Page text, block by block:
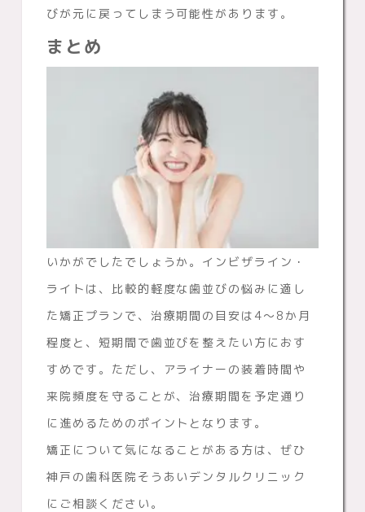
びが元に戻ってしまう可能性があります。
まとめ
いかがでしたでしょうか。インビザライン・
ライトは、比較的軽度な歯並びの悩みに適し
た矯正プランで、治療期間の目安は4〜8か月
程度と、短期間で歯並びを整えたい方におす
すめです。ただし、アライナーの装着時間や
来院頻度を守ることが、治療期間を予定通り
に進めるためのポイントとなります。
矯正について気になることがある方は、ぜひ
神戸の歯科医院そうあいデンタルクリニック
にご相談ください。